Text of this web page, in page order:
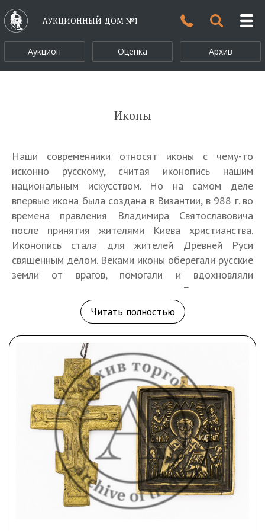
АУКЦИОННЫЙ ДОМ №1
Аукцион Оценка Архив
Иконы
Наши современники относят иконы с чему-то
исконно русскому, считая иконопись нашим
национальным искусством. Но на самом деле
впервые икона была создана в Византии, в 988 г. во
времена правления Владимира Святославовича
после принятия жителями Киева христианства.
Иконопись стала для жителей Древней Руси
священным делом. Веками иконы оберегали русские
земли от врагов, помогали и вдохновляли
Русские иконы
очень ценятся нашими
современниками.
Священные образы сопровождали наших предков
всю жизнь: в момент рождения, вступления в брак,
начинания любого дела, болезни, смерти. И в наши
русские иконы антиквариатотносятся к
священному искусству, очень ценному и
востребованному среди коллекционеров. Ведь
вековые традиции затрагивали не просто стиль
нанесения изображений, в иконах ценными
считается все: материал, используемый грунт,
краски, декорирование.
История русской иконописи
Читать полностью